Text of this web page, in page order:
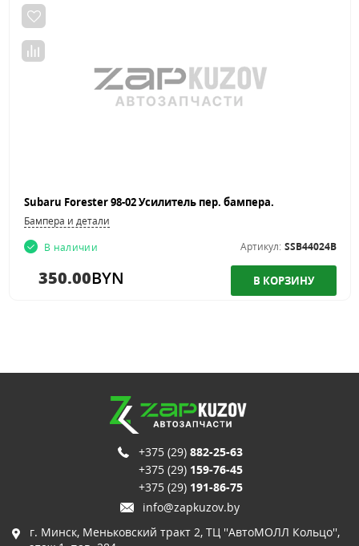
Subaru Forester 98-02 Усилитель пер. бампера.
Бампера и детали
В наличии
Артикул: SSB44024B
350.00BYN
+375 (29) 882-25-63
+375 (29) 159-76-45
+375 (29) 191-86-75
info@zapkuzov.by
г. Минск, Меньковский тракт 2, ТЦ ''АвтоМОЛЛ Кольцо'',